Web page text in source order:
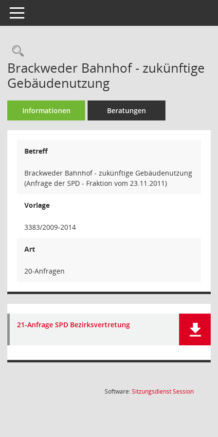
Toggle navigation
Rechercheauswahl
Brackweder Bahnhof - zukünftige
Gebäudenutzung
Informationen Beratungen
Betreff
Brackweder Bahnhof - zukünftige Gebäudenutzung
(Anfrage der SPD - Fraktion vom 23.11.2011)
Vorlage
3383/2009-2014
Art
20-Anfragen
21-Anfrage SPD Bezirksvertretung
Software:SitzungsdienstSession(Wird in